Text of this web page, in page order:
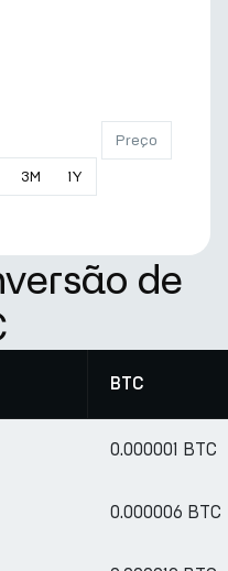
3M 1Y
Preço
de
BTC
0.000001 BTC
0.000006 BTC